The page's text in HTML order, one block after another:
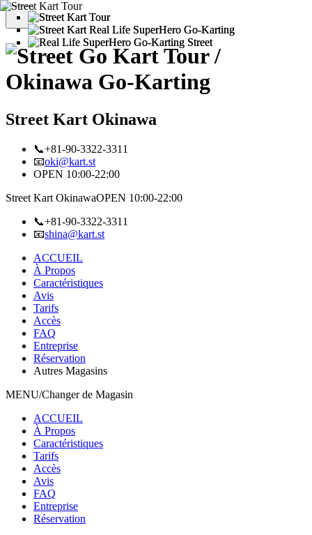
Street Kart Okinawa
📞+81-90-3322-3311
📧oki@kart.st
OPEN 10:00-22:00
Street Kart OkinawaOPEN 10:00-22:00
📞+81-90-3322-3311
📧shina@kart.st
ACCUEIL
À Propos
Caractéristiques
Avis
Tarifs
Accès
FAQ
Entreprise
Réservation
Autres Magasins
MENU/Changer de Magasin
ACCUEIL
À Propos
Caractéristiques
Tarifs
Accès
Avis
FAQ
Entreprise
Réservation